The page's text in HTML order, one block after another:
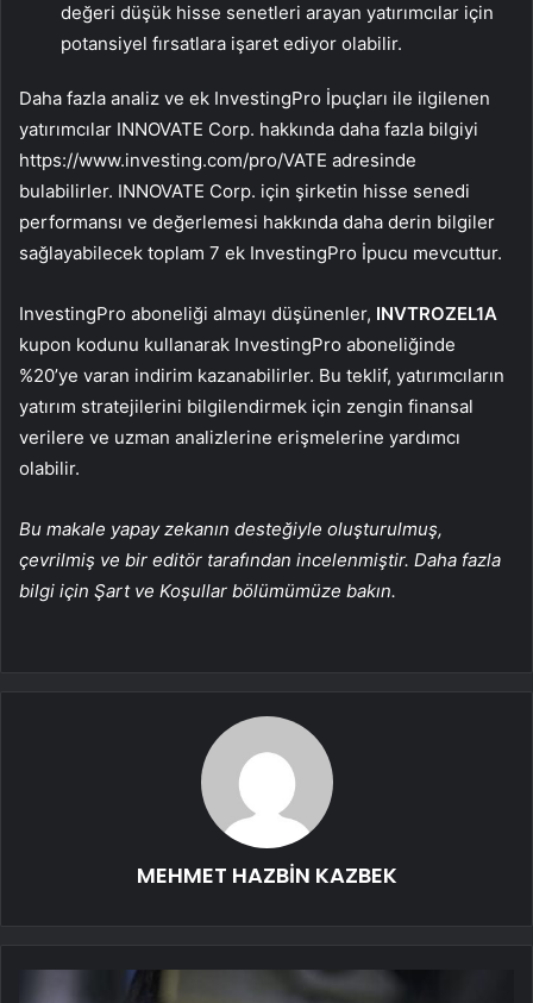
değeri düşük hisse senetleri arayan yatırımcılar için
potansiyel fırsatlara işaret ediyor olabilir.
Daha fazla analiz ve ek InvestingPro İpuçları ile ilgilenen
yatırımcılar INNOVATE Corp. hakkında daha fazla bilgiyi
https://www.investing.com/pro/VATE adresinde
bulabilirler. INNOVATE Corp. için şirketin hisse senedi
performansı ve değerlemesi hakkında daha derin bilgiler
sağlayabilecek toplam 7 ek InvestingPro İpucu mevcuttur.
InvestingPro aboneliği almayı düşünenler, INVTROZEL1A
kupon kodunu kullanarak InvestingPro aboneliğinde
%20’ye varan indirim kazanabilirler. Bu teklif, yatırımcıların
yatırım stratejilerini bilgilendirmek için zengin finansal
verilere ve uzman analizlerine erişmelerine yardımcı
olabilir.
Bu makale yapay zekanın desteğiyle oluşturulmuş,
çevrilmiş ve bir editör tarafından incelenmiştir. Daha fazla
bilgi için Şart ve Koşullar bölümümüze bakın.
MEHMET HAZBİN KAZBEK